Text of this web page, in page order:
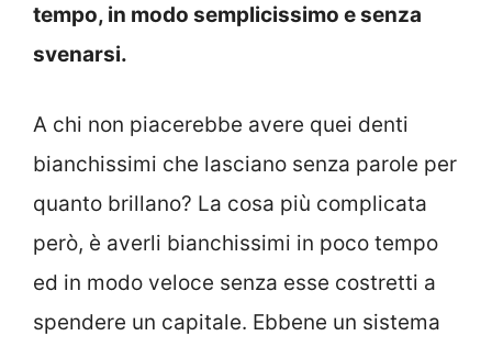
tempo, in modo semplicissimo e senza
svenarsi.
A chi non piacerebbe avere quei denti
bianchissimi che lasciano senza parole per
quanto brillano? La cosa più complicata
però, è averli bianchissimi in poco tempo
ed in modo veloce senza esse costretti a
spendere un capitale. Ebbene un sistema